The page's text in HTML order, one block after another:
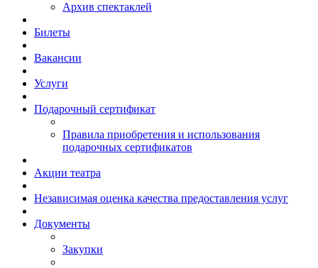
Архив спектаклей
Билеты
Вакансии
Услуги
Подарочный сертификат
Правила приобретения и использования
подарочных сертификатов
Акции театра
Независимая оценка качества предоставления услуг
Документы
Закупки